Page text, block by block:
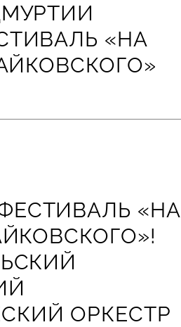
«НА
«НА
ОРКЕСТР